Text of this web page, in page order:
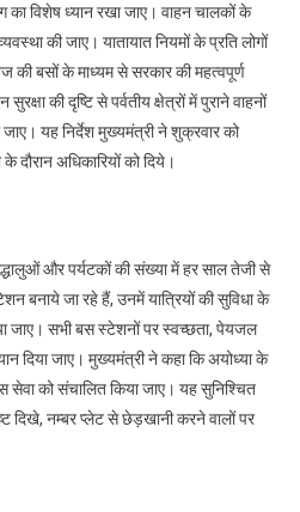
का विशेष ध्यान रखा जाए। वाहन चालकों के
की जाए। यातायात नियमों के प्रति लोगों
की बसों के माध्यम से सरकार की महत्वपूर्ण
की दृष्टि से पर्वतीय क्षेत्रों में पुराने वाहनों
यह निर्देश मुख्यमंत्री ने शुक्रवार को
दौरान अधिकारियों को दिये।
और पर्यटकों की संख्या में हर साल तेजी से
बनाये जा रहे हैं, उनमें यात्रियों की सुविधा के
जाए। सभी बस स्टेशनों पर स्वच्छता, पेयजल
दिया जाए। मुख्यमंत्री ने कहा कि अयोध्या के
सेवा को संचालित किया जाए। यह सुनिश्चित
दिखे, नम्बर प्लेट से छेड़खानी करने वालों पर